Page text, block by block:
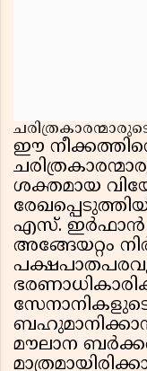
ഈ
ശക്തമായ
എസ്. ഇർഫാൻ
അങ്ങേയറ്റം
മൗലാന